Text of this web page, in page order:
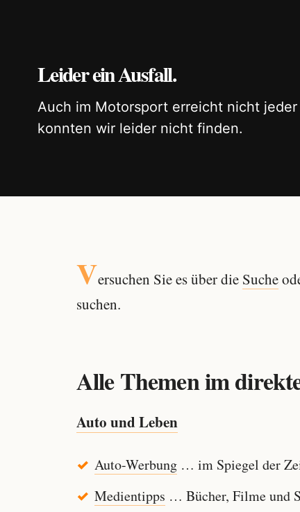
Leider ein Ausfall.
Auch im Motorsport erreicht nicht
konnten wir leider nicht finden.
Versuchen Sie es über die Suche
suchen.
Alle Themen im
Auto und Leben
Auto-Werbung… im Spiegel der
Medientipps … Bücher, Filme und